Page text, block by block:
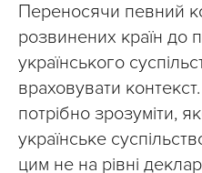
Переносячи певний
розвинених країн до
українського
враховувати
потрібно зрозуміти,
українське
цим не на рівні